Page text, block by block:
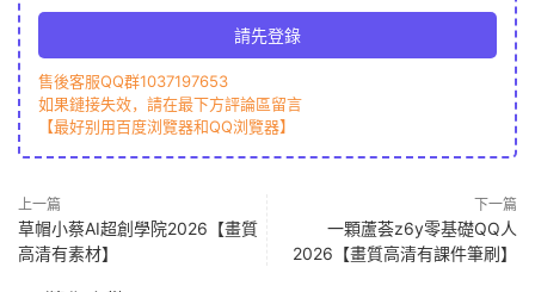
請先登錄
售後客服QQ群1037197653
如果鏈接失效，請在最下方評論區留言
【最好别用百度浏覽器和QQ浏覽器】
上一篇
草帽小蔡AI超創學院2026【畫質
高清有素材】
下一篇
一顆蘆荟z6y零基礎QQ人
2026【畫質高清有課件筆刷】